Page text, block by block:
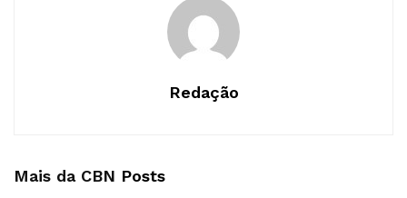
Redação
Mais da CBN Posts